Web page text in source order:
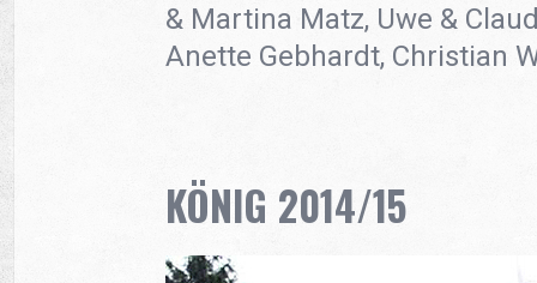
& Martina Matz, Uwe &
Anette Gebhardt, Christian
KÖNIG 2014/15